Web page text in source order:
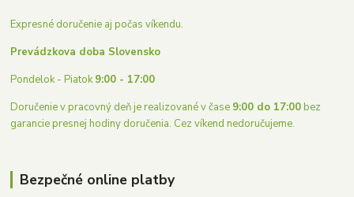
Expresné doručenie aj počas víkendu.
Prevádzkova doba Slovensko
Pondelok - Piatok9:00 - 17:00
Doručenie v pracovný deň je realizované v čase 9:00 do 17:00bez
garancie presnej hodiny doručenia. Cez víkend nedoručujeme.
Bezpečné online platby